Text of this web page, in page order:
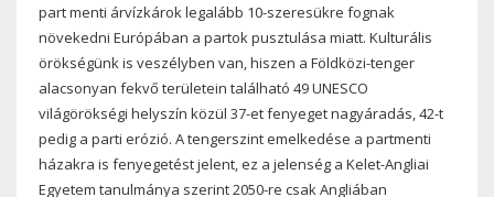
part menti árvízkárok legalább 10-szeresükre fognak
növekedni Európában a partok pusztulása miatt. Kulturális
örökségünk is veszélyben van, hiszen a Földközi-tenger
alacsonyan fekvő területein található 49 UNESCO
világörökségi helyszín közül 37-et fenyeget nagyáradás, 42-t
pedig a parti erózió. A tengerszint emelkedése a partmenti
házakra is fenyegetést jelent, ez a jelenség a Kelet-Angliai
Egyetem tanulmánya szerint 2050-re csak Angliában